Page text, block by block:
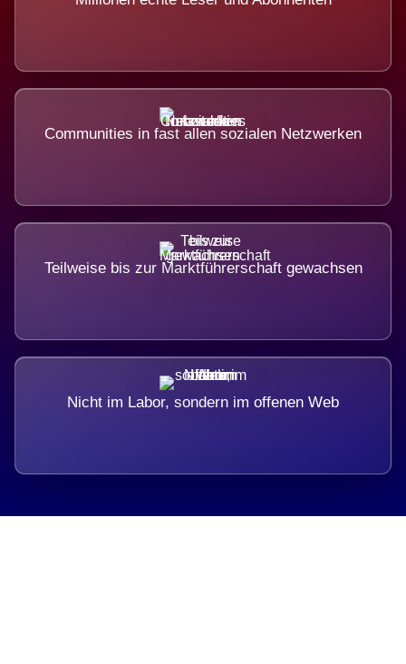
Communities in fast allen sozialen Netzwerken
Teilweise bis zur Marktführerschaft gewachsen
Nicht im Labor, sondern im offenen Web